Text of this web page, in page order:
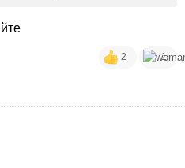
2 1